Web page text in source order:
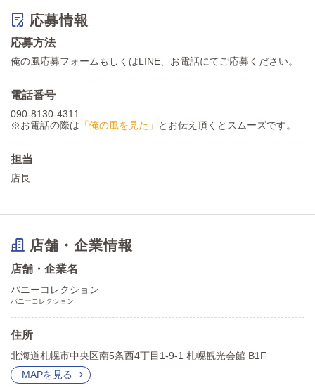
応募情報
応募方法
俺の風応募フォームもしくはLINE、お電話にてご応募ください。
電話番号
090-8130-4311
※お電話の際は 「俺の風を見た」 とお伝え頂くとスムーズです。
担当
店長
店舗・企業情報
店舗・企業名
バニーコレクション
バニーコレクション
住所
北海道札幌市中央区南5条西4丁目1-9-1 札幌観光会館 B1F
MAPを見る